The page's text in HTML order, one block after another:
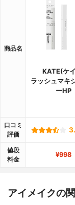
商品名
KATE(ケ
ラッシュマキ
ーHP
口コミ
評価
値段
料金
¥998
アイメイクの